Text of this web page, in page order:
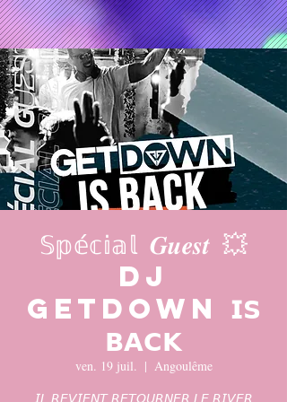
𝕊𝕡𝕖́𝕔𝕚𝕒𝕝 𝑮𝒖𝒆𝒔𝒕 💥
DJ
GETDOWN 𝗜𝗦
𝗕𝗔𝗖𝗞
ven. 19 juil.
  |
Angoulême
𝘐𝘓 𝘙𝘌𝘝𝘐𝘌𝘕𝘛 𝘙𝘌𝘛𝘖𝘜𝘙𝘕𝘌𝘙 𝘓𝘌 𝘙𝘐𝘝𝘌𝘙